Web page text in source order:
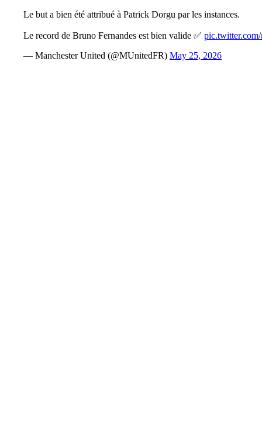
Le but a bien été attribué à Patrick Dorgu par les instances.
Le record de Bruno Fernandes est bien valide ✅
— Manchester United (@MUnitedFR) May 25, 2026